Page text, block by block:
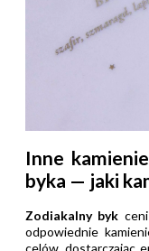
Inne
byka — jaki
Zodiakalny byk
odpowiednie
celów, dostarczając